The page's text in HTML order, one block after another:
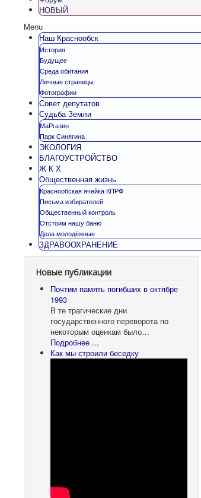
НОВЫЙ
Menu
Наш Краснообск
История
Будущее
Среда обитания
Личные страницы
Фотографии
Совет депутатов
Судьба Земли
МаРгазин
Парк Синягина
ЭКОЛОГИЯ
БЛАГОУСТРОЙСТВО
Ж К Х
Общественная жизнь
Краснообская ячейка КПРФ
Письма избирателей
Общественный контроль
Отстоим нашу баню
Дела молодёжные
ЗДРАВООХРАНЕНИЕ
Новые публикации
Почтим память погибших в октябре
1993
В те трагические дни
государственного переворота по
некоторым оценкам было…
Подробнее ...
Как мы строили беседку